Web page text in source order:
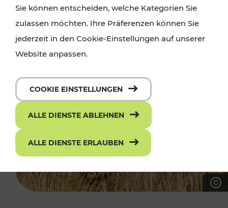
Sie können entscheiden, welche Kategorien Sie
zulassen möchten. Ihre Präferenzen können Sie
jederzeit in den Cookie-Einstellungen auf unserer
Website anpassen.
COOKIE EINSTELLUNGEN
ALLE DIENSTE ABLEHNEN
ALLE DIENSTE ERLAUBEN